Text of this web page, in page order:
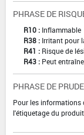
PHRASE DE
R10 : Inflammable
R38 : Irritant pour
R41 : Risque de
R43 : Peut
PHRASE DE
Pour les informations
l'étiquetage du